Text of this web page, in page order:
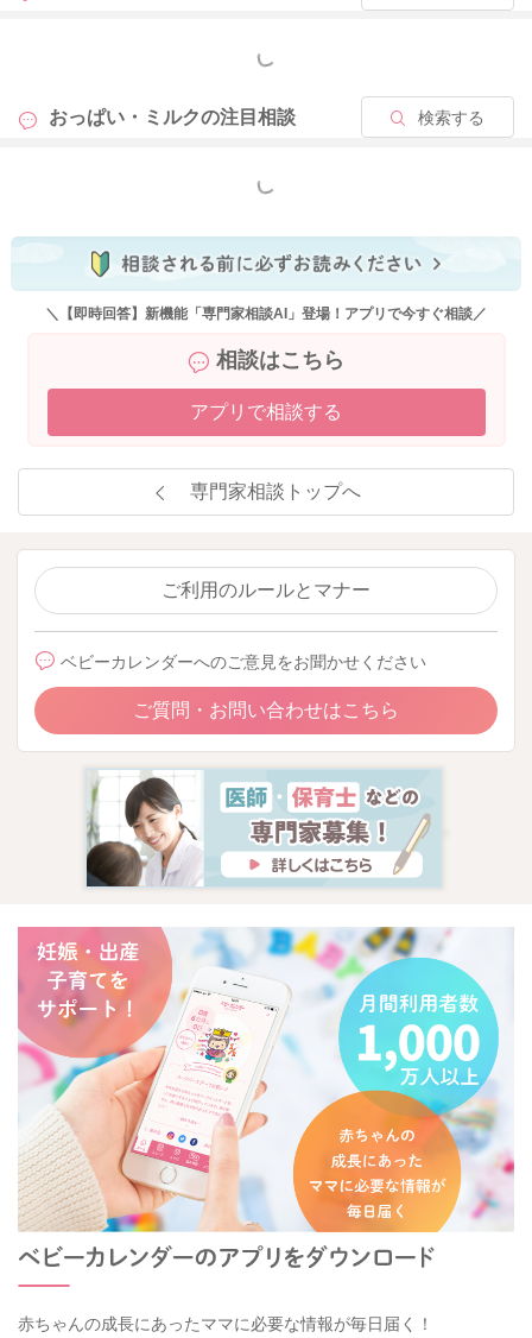
もっと見る
おっぱい・ミルクの注目相談 検索する
もっと見る
＼【即時回答】新機能「専門家相談AI」登場！アプリで今すぐ相談／
相談はこちら
アプリで相談する
専門家相談トップへ
ご利用のルールとマナー
ベビーカレンダーへのご意見をお聞かせください
ご質問・お問い合わせはこちら
赤ちゃんの成長にあったママに必要な情報が毎日届く！